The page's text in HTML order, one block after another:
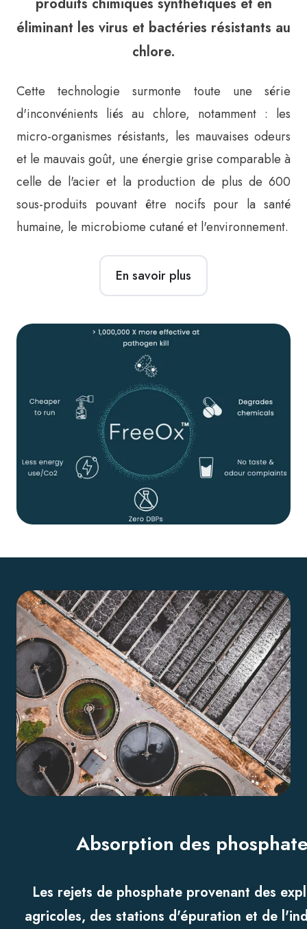
éliminant les virus et bactéries résistants au
chlore.
Cette technologie surmonte toute une série
d'inconvénients liés au chlore, notamment : les
micro-organismes résistants, les mauvaises odeurs
et le mauvais goût, une énergie grise comparable à
celle de l'acier et la production de plus de 600
sous-produits pouvant être nocifs pour la santé
humaine, le microbiome cutané et l'environnement.
En savoir plus
Absorption des
Les rejets de phosphate provenant des
agricoles, des stations d'épuration et de